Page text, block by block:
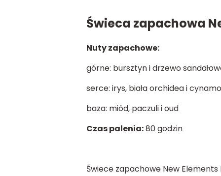
Świeca zapachowa
Nuty zapachowe:
górne: bursztyn i drzewo
serce: irys, biała orchidea i
baza: miód, paczuli i oud
Czas palenia:80 godzin
Świece zapachowe New